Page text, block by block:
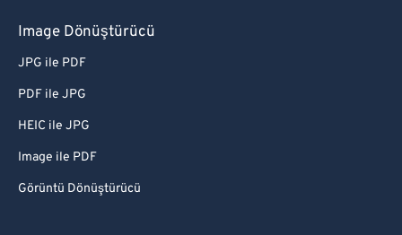
Image Dönüştürücü
JPG ile PDF
PDF ile JPG
HEIC ile JPG
Image ile PDF
Görüntü Dönüştürücü